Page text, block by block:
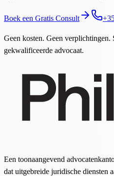
Boek een Gratis Consult
Geen kosten. Geen verplichtingen.
gekwalificeerde advocaat.
Een toonaangevend
dat uitgebreide juridische diensten